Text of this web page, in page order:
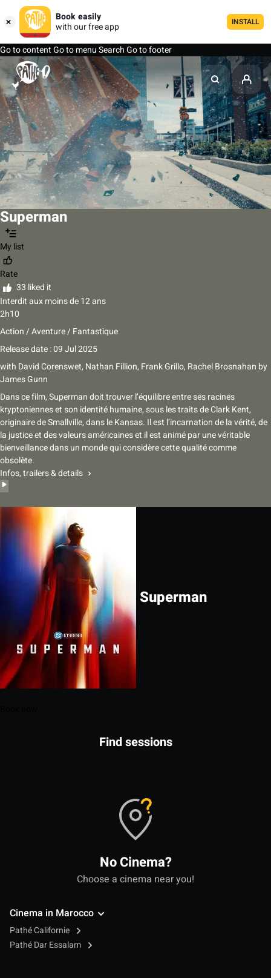
Book easily
with our free app
INSTALL
Go to contentGo to menuSearchGo to footer
Superman
My list
Rate
33 liked it
Interdit aux moins de 12 ans
2h10
Action / Aventure / Fantastique
Release date : 09 Jul 2025
with David Corenswet, Nathan Fillion, Frank Grillo, Rachel Brosnahan by
James Gunn
Dans ce film, Superman doit trouver l’équilibre entre ses racines
kryptoniennes et son identité humaine, sous les traits de Clark Kent,
originaire de Smallville, dans le Kansas. Il est l’incarnation de la vérité, de
la justice et des valeurs américaines et il est animé par une véritable
bienveillance dans un monde qui considère cette qualité comme
obsolète.
Infos, trailers & details
Superman
Find sessions
No Cinema?
Choose a cinema near you!
Cinema in Marocco
Pathé Californie
Pathé Dar Essalam